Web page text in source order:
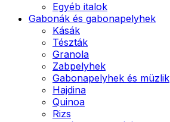
Egyéb italok
Gabonák és gabonapelyhek
Kásák
Tészták
Granola
Zabpelyhek
Gabonapelyhek és müzlik
Hajdina
Quinoa
Rizs